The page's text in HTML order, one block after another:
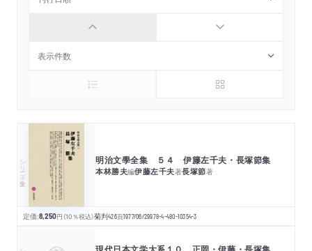
シリーズ・全集 明治文學全集 ５４ 伊籐左千夫・長塚節集
本林勝夫編伊藤左千夫著長塚節著
定価:8,250円 （10％税込）菊判426頁1977/06/29978-4-480-10354-3